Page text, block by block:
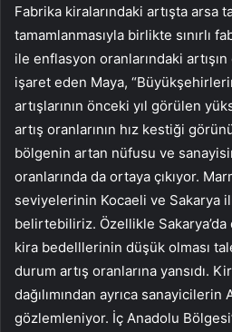
Fabrika kiralarındaki artışta arsa
tamamlanmasıyla birlikte sınırlı
ile enflasyon oranlarındaki
işaret eden Maya,
artışlarının önceki yıl görülen
artış oranlarının hız kestiği
bölgenin artan nüfusu ve
oranlarında da ortaya çıkıyor.
seviyelerinin Kocaeli ve Sakarya
belirtebiliriz. Özellikle
kira bedelllerinin düşük olması
durum artış oranlarına yansıdı.
dağılımından ayrıca
gözlemleniyor. İç Anadolu